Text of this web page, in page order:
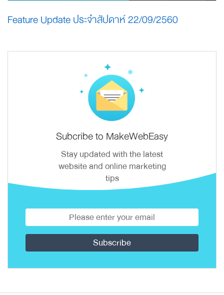
Feature Update ประจำสัปดาห์ 22/09/2560
Subcribe to MakeWebEasy
Stay updated with the latest
website and online marketing
tips